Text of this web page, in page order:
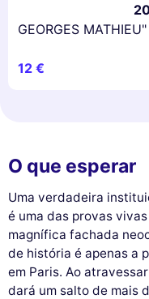
GEORGES MATHIEU"
12 €
O que esperar
Uma verdadeira
é uma das provas
magnífica fachada
de história é apenas a
em Paris. Ao
dará um salto de mais